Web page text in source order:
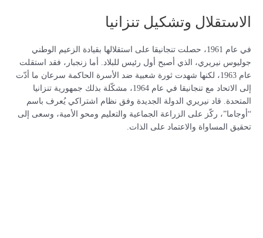
الاستقلال وتشكيل تنزانيا
في عام 1961، حصلت تنجانيقا على استقلالها بقيادة الزعيم الوطني
جوليوس نيريري، الذي أصبح أول رئيس للبلاد. أما زنجبار، فقد استقلت
عام 1963، لكنها شهدت ثورة شعبية ضد الأسرة الحاكمة سرعان ما أدّت
إلى الاتحاد مع تنجانيقا في عام 1964، مشكّلة بذلك جمهورية تنزانيا
المتحدة. قاد نيريري الدولة الجديدة وفق نظام اشتراكي يُعرف باسم
“أوجاما”، ركّز على الزراعة الجماعية والتعليم ومحو الأمية، وسعى إلى
تحقيق المساواة والاعتماد على الذات.